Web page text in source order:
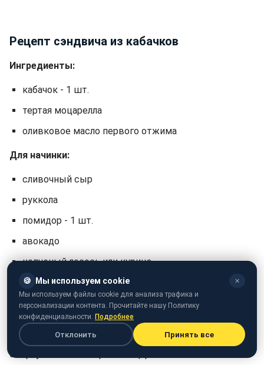
Рецепт сэндвича из кабачков
Ингредиенты:
кабачок - 1 шт.
тертая моцарелла
оливковое масло первого отжима
Для начинки:
сливочный сыр
руккола
помидор - 1 шт.
авокадо
копченый лосось или курица
Легкий способ приготовления
Сначала нарежьте кабачки кружочками толщиной
примерно 2 сантиметра. После этого выложите их на
противень, застеленный пергаментной бумагой,
сверху посыпьте тертой моцареллой и выпекайте 15
🍪 Мы используем cookie ✕
Мы используем файлы cookie для анализа трафика и
персонализации контента. Прочитайте нашу Политику
конфиденциальности. Подробнее
Отклонить Принять все